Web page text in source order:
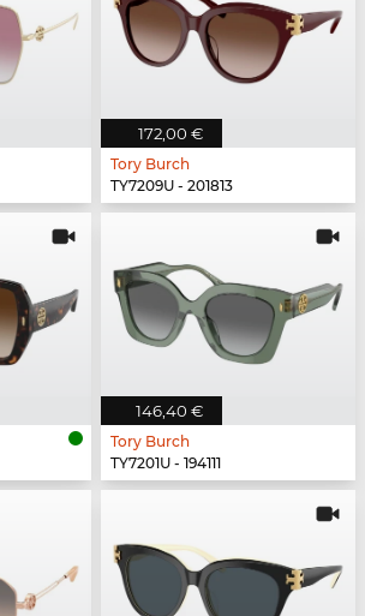
172,00 €
Tory Burch
TY7209U - 201813
146,40 €
Tory Burch
TY7201U - 194111